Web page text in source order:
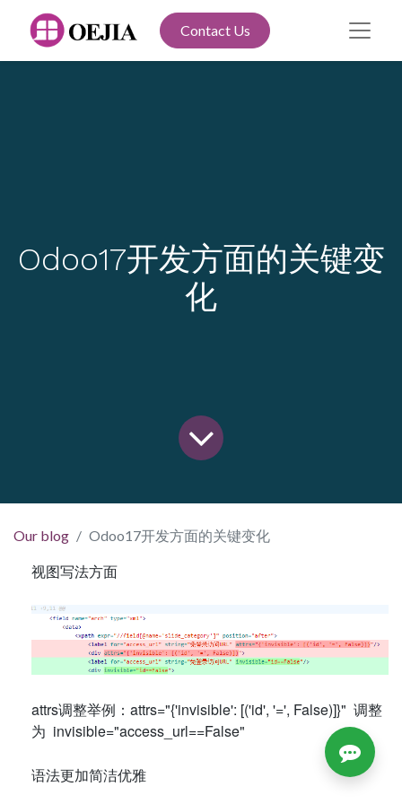
Contact Us
Odoo17开发方面的关键变
化
Our blog Odoo17开发方面的关键变化
视图写法方面
attrs调整举例：attrs="{'invisible': [('id', '=', False)]}" 调整
为 invisible="access_url==False"
语法更加简洁优雅